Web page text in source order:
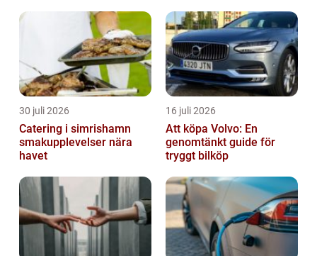
30 juli 2026
Catering i simrishamn
smakupplevelser nära
havet
16 juli 2026
Att köpa Volvo: En
genomtänkt guide för
tryggt bilköp